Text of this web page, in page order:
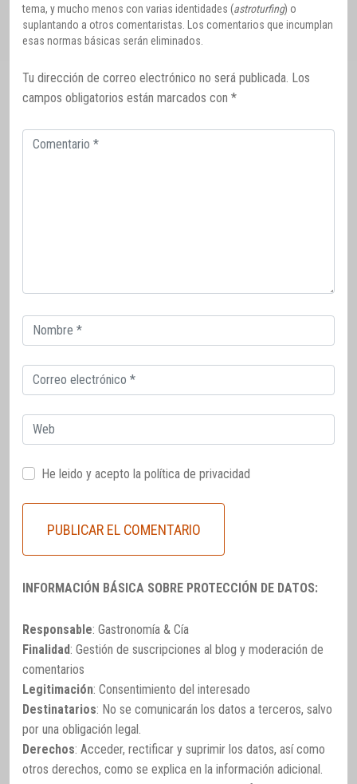
tema, y mucho menos con varias identidades (astroturfing) o
suplantando a otros comentaristas. Los comentarios que incumplan
esas normas básicas serán eliminados.
Tu dirección de correo electrónico no será publicada. Los
campos obligatorios están marcados con *
Comentario
Correo
electrónico
Correo
electrónico
Web
He leido y acepto la política de privacidad
INFORMACIÓN BÁSICA SOBRE PROTECCIÓN DE DATOS:
Responsable: Gastronomía & Cía
Finalidad: Gestión de suscripciones al blog y moderación de
comentarios
Legitimación: Consentimiento del interesado
Destinatarios: No se comunicarán los datos a terceros, salvo
por una obligación legal.
Derechos: Acceder, rectificar y suprimir los datos, así como
otros derechos, como se explica en la información adicional.